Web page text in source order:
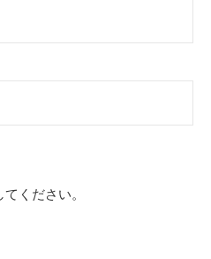
ください。